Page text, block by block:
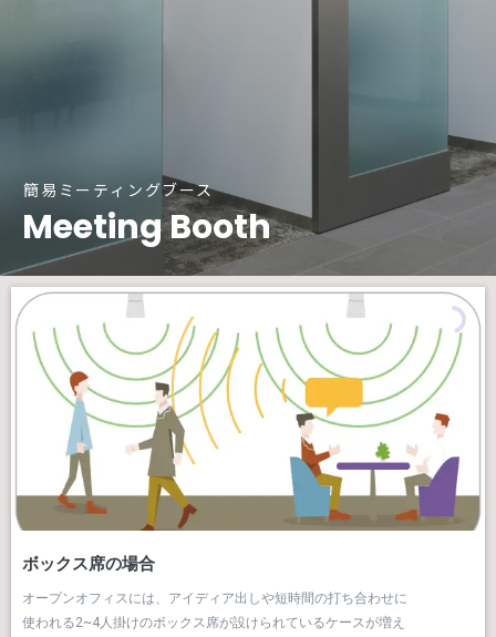
簡易ミーティングブース
Meeting Booth
ボックス席の場合
オープンオフィスには、アイディア出しや短時間の打ち合わせに
使われる2~4人掛けのボックス席が設けられているケースが増え